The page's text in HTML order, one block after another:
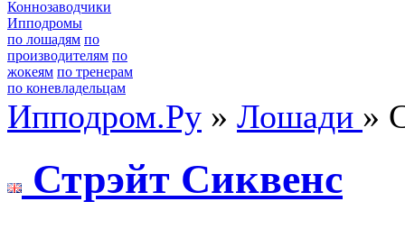
Коннозаводчики
Ипподромы
по лошадям по
производителям по
жокеям по тренерам
по коневладельцам
Ипподром.Ру » Лошади »
Стрэйт Сиквенс